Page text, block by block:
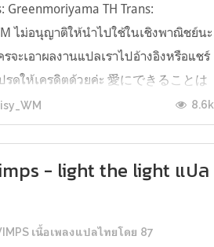
Greenmoriyama TH Trans:
ไม่อนุญาติให้นำไปใช้ในเชิงพาณิชย์นะ
รจะเอาผลงานแปลเราไปอ้างอิงหรือแชร์
รดให้เครดิตด้วยค่ะ 愛にできることは
かい ai ni dekiru koto wa mada aru
still anything that love can do ยังมี
nani ...
8.6k
- light the light แปล
เนื้อเพลงแปลไทยโดย 87